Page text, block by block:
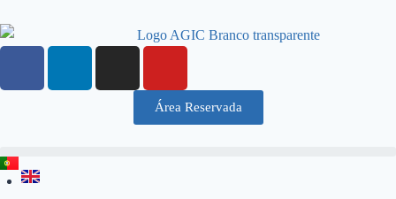
Área Reservada